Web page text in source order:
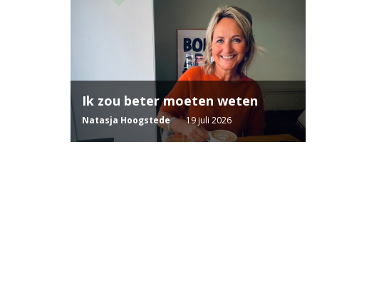
Ik zou beter moeten weten
Natasja Hoogstede 19 juli 2026